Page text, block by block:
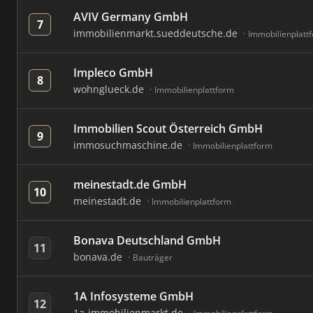
7 AVIV Germany GmbH
immobilienmarkt.sueddeutsche.de
8 Impleco GmbH
wohnglueck.de Immobilienplattform
9 Immobilien Scout Österreich GmbH
immosuchmaschine.de Immobilienplattform
10 meinestadt.de GmbH
meinestadt.de Immobilienplattform
11 Bonava Deutschland GmbH
bonava.de Bauträger
12 1A Infosysteme GmbH